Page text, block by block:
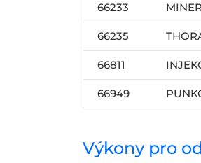
66233
66235
66811
66949
Výkony pro